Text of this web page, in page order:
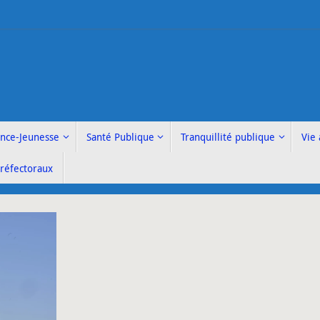
Jeunesse Santé Publique Tranquillité publique Vie